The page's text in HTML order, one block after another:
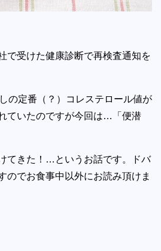
で受けた健康診断で再検査通知を
の定番（？）コレステロール値が
ていたのですが今回は…「便潜
てきた！…というお話です。ドバ
のでお食事中以外にお読み頂けま